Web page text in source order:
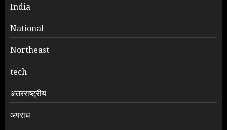
India
National
Northeast
tech
अंतरराष्ट्रीय
अपराध